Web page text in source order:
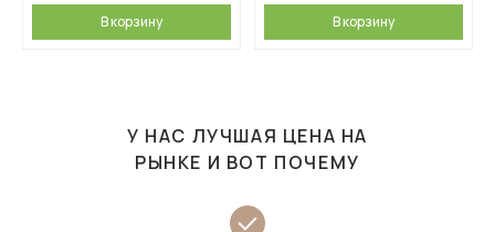
В корзину В корзину
У НАС ЛУЧШАЯ ЦЕНА НА
РЫНКЕ И ВОТ ПОЧЕМУ